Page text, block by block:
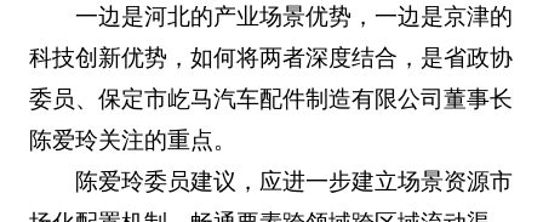
一边是河北的产业场景优势，一边是京津的
科技创新优势，如何将两者深度结合，是省政协
委员、保定市屹马汽车配件制造有限公司董事长
陈爱玲关注的重点。
陈爱玲委员建议，应进一步建立场景资源市